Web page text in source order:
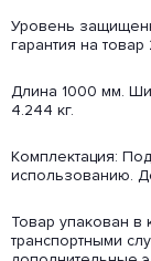
Уровень
гарантия на товар
Длина 1000 мм.
4.244 кг.
Комплектация:
использованию.
Товар упакован в
транспортными